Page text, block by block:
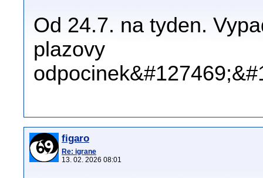
Od 24.7. na tyden.
plazovy
figaro
Re: igrane
13. 02. 2026 08:01